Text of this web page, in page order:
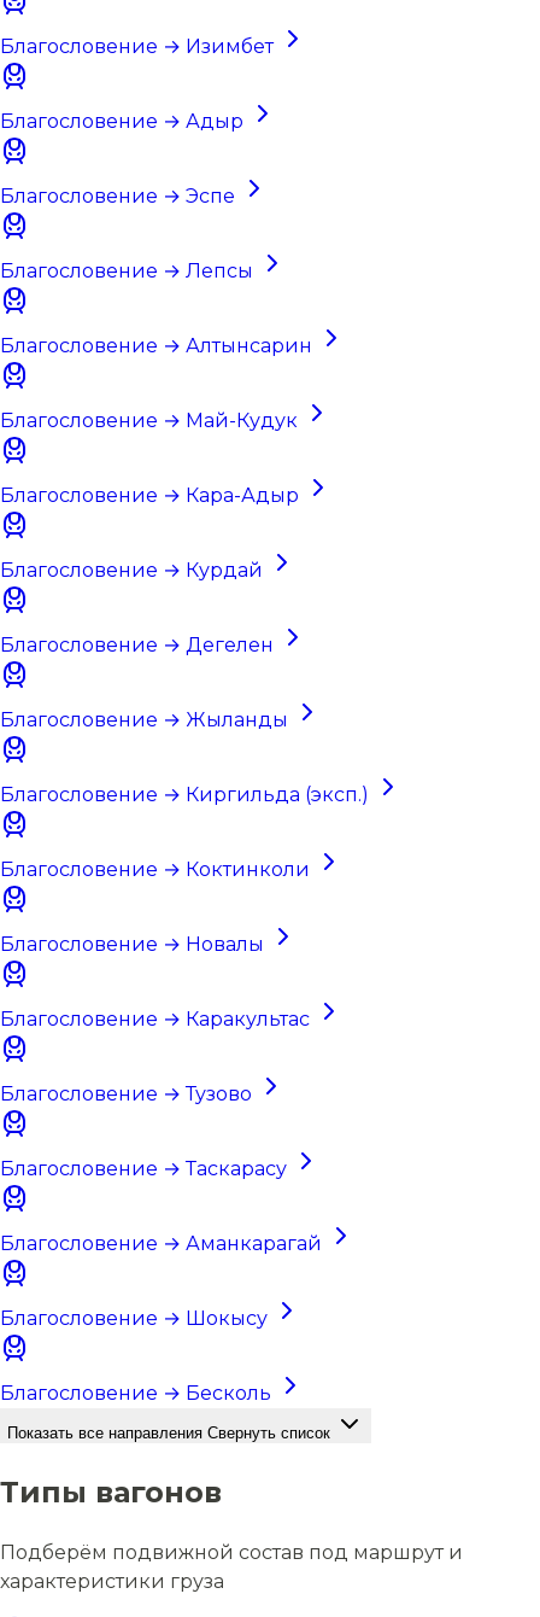
Благословение → Изимбет
Благословение → Адыр
Благословение → Эспе
Благословение → Лепсы
Благословение → Алтынсарин
Благословение → Май-Кудук
Благословение → Кара-Адыр
Благословение → Курдай
Благословение → Дегелен
Благословение → Жыланды
Благословение → Киргильда (эксп.)
Благословение → Коктинколи
Благословение → Новалы
Благословение → Каракультас
Благословение → Тузово
Благословение → Таскарасу
Благословение → Аманкарагай
Благословение → Шокысу
Благословение → Бесколь
Показать все направления Свернуть список
Типы вагонов
Подберём подвижной состав под маршрут и
характеристики груза